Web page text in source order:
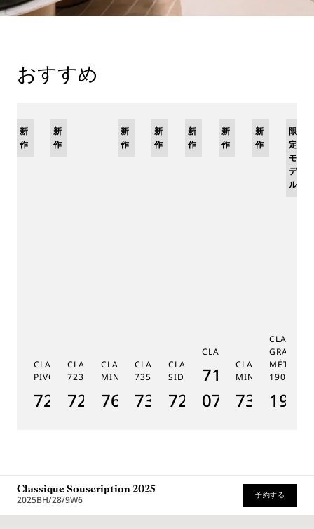
おすすめ
CLASSIQUE RÉGULATEUR À
PIVOT MAGNÉTIQUE 7225
7225BH/0H/9V6
新
作
CLASSIQUE PHASE DE LUNE
7235
7235BH/0H/9V6
新
作
CLASSIQUE RÉPÉTITION
MINUTES 7637
7637BB/2Y/9ZU
CLASSIQUE TOURBILLON
7357
7357BH/1H/386
新
作
CLASSIQUE TOURBILLON
SIDÉRAL 7255
7255PT/2N/9VU
新
作
CLASSIQUE 7185
7185BH/159/
07
新
作
CLASSIQUE
MINUTES 7365
7365BH/
新
作
GRANDE
MÉTIERS
1905
新
作
限
定
モ
デ
ル
Classique Souscription 2025
2025BH/28/9W6 予約する